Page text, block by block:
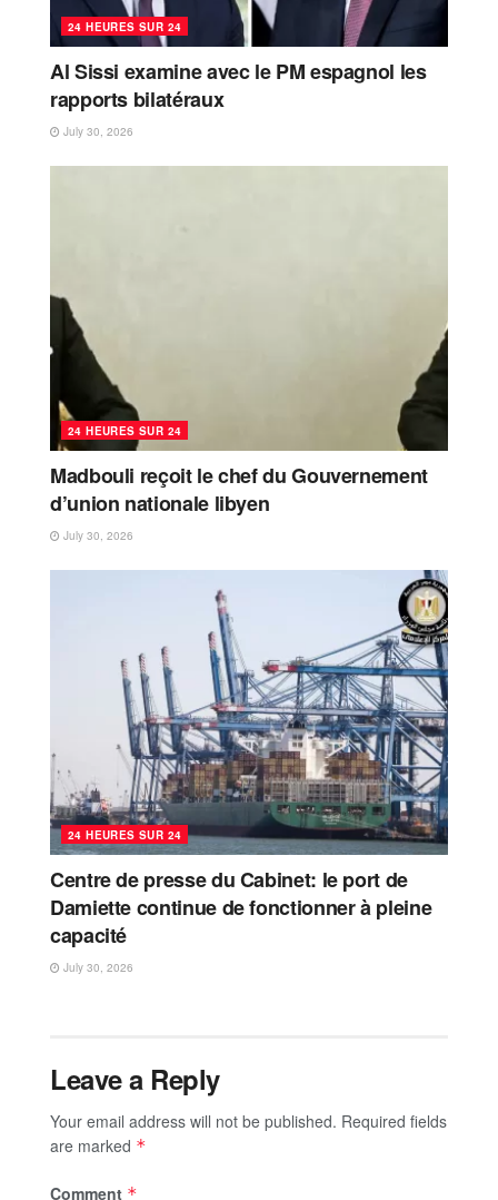
24 HEURES SUR 24
Al Sissi examine avec le PM espagnol les
rapports bilatéraux
July 30, 2026
24 HEURES SUR 24
Madbouli reçoit le chef du Gouvernement
d’union nationale libyen
July 30, 2026
24 HEURES SUR 24
Centre de presse du Cabinet: le port de
Damiette continue de fonctionner à pleine
capacité
July 30, 2026
Leave a Reply
Your email address will not be published. Required fields
are marked *
Comment *